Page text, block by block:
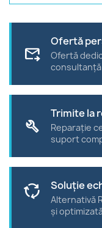
forward_to_inbox
Ofertă
Ofertă
consultanță
build
Trimite la
Reparație
suport
cycle Soluție
Alternativă
și